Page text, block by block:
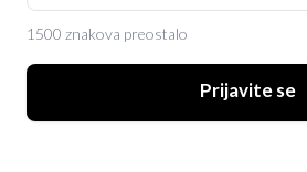
1500 znakova preostalo
Prijavite se